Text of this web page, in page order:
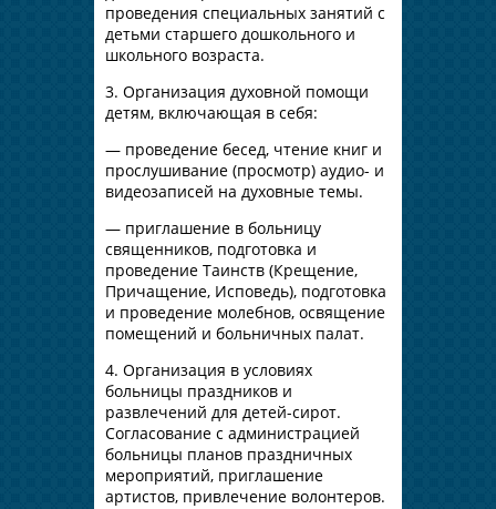
проведения специальных занятий с
детьми старшего дошкольного и
школьного возраста.
3. Организация духовной помощи
детям, включающая в себя:
— проведение бесед, чтение книг и
прослушивание (просмотр) аудио- и
видеозаписей на духовные темы.
— приглашение в больницу
священников, подготовка и
проведение Таинств (Крещение,
Причащение, Исповедь), подготовка
и проведение молебнов, освящение
помещений и больничных палат.
4. Организация в условиях
больницы праздников и
развлечений для детей-сирот.
Согласование с администрацией
больницы планов праздничных
мероприятий, приглашение
артистов, привлечение волонтеров.